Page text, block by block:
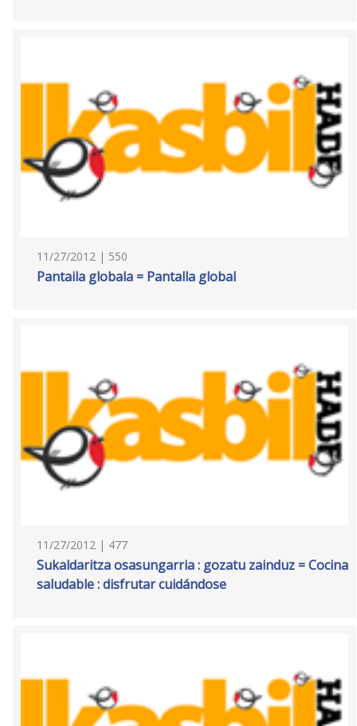
11/27/2012 | 550
Pantaila globala = Pantalla global
11/27/2012 | 477
Sukaldaritza osasungarria : gozatu zainduz = Cocina
saludable : disfrutar cuidándose